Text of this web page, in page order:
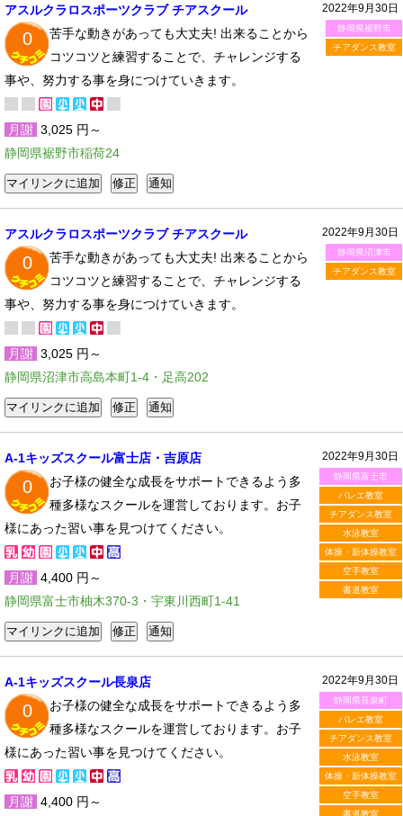
2022年9月30日
静岡県裾野市
チアダンス教室
アスルクラロスポーツクラブ チアスクール
0
苦手な動きがあっても大丈夫! 出来ることから
コツコツと練習することで、チャレンジする
事や、努力する事を身につけていきます。
月謝 3,025 円～
静岡県裾野市稲荷24
2022年9月30日
静岡県沼津市
チアダンス教室
アスルクラロスポーツクラブ チアスクール
0
苦手な動きがあっても大丈夫! 出来ることから
コツコツと練習することで、チャレンジする
事や、努力する事を身につけていきます。
月謝 3,025 円～
静岡県沼津市高島本町1-4・足高202
2022年9月30日
静岡県富士市
バレエ教室
チアダンス教室
水泳教室
体操・新体操教室
空手教室
書道教室
A-1キッズスクール富士店・吉原店
0
お子様の健全な成長をサポートできるよう多
種多様なスクールを運営しております。お子
様にあった習い事を見つけてください。
月謝 4,400 円～
静岡県富士市柚木370-3・宇東川西町1-41
2022年9月30日
静岡県長泉町
バレエ教室
チアダンス教室
水泳教室
体操・新体操教室
空手教室
書道教室
A-1キッズスクール長泉店
0
お子様の健全な成長をサポートできるよう多
種多様なスクールを運営しております。お子
様にあった習い事を見つけてください。
月謝 4,400 円～